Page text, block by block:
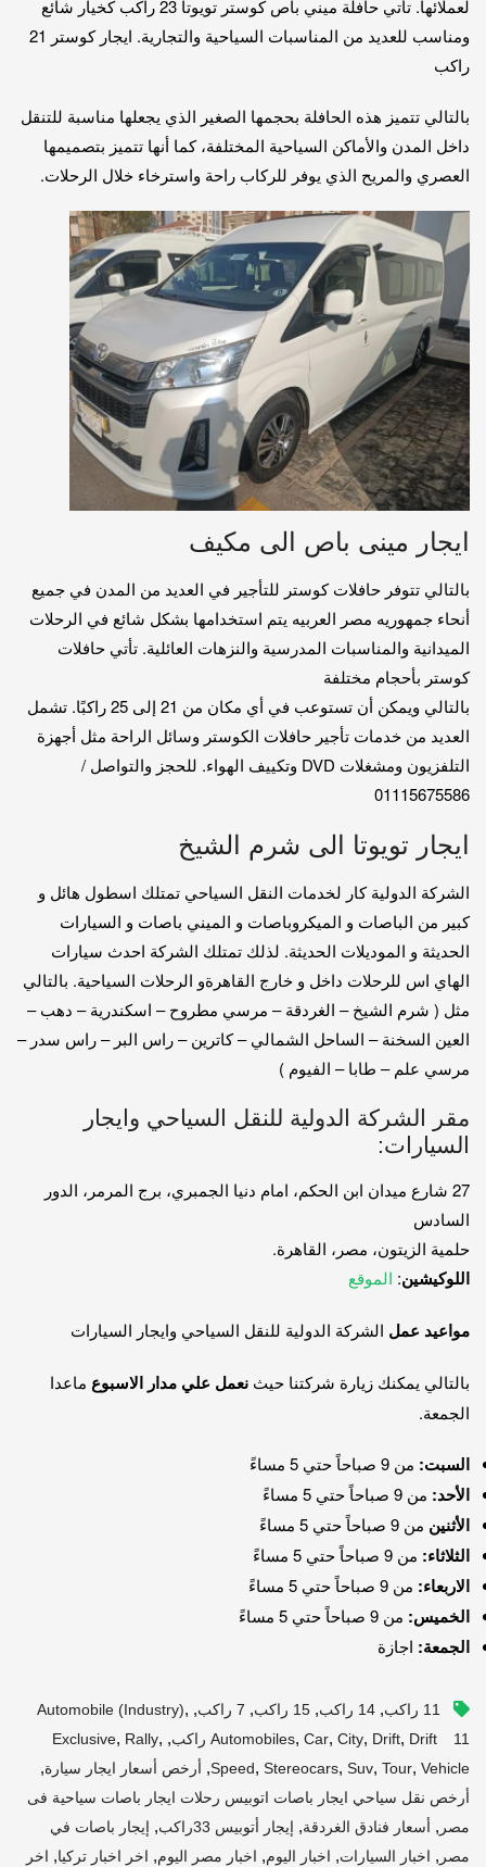
لعملائها. تأتي حافلة ميني باص كوستر تويوتا 23 راكب كخيار شائع
ومناسب للعديد من المناسبات السياحية والتجارية. ايجار كوستر 21
راكب
بالتالي تتميز هذه الحافلة بحجمها الصغير الذي يجعلها مناسبة للتنقل
داخل المدن والأماكن السياحية المختلفة، كما أنها تتميز بتصميمها
العصري والمريح الذي يوفر للركاب راحة واسترخاء خلال الرحلات.
ايجار مينى باص الى مكيف
بالتالي تتوفر حافلات كوستر للتأجير في العديد من المدن في جميع
أنحاء جمهوريه مصر العربيه يتم استخدامها بشكل شائع في الرحلات
الميدانية والمناسبات المدرسية والنزهات العائلية. تأتي حافلات
كوستر بأحجام مختلفة
بالتالي ويمكن أن تستوعب في أي مكان من 21 إلى 25 راكبًا. تشمل
العديد من خدمات تأجير حافلات الكوستر وسائل الراحة مثل أجهزة
التلفزيون ومشغلات DVD وتكييف الهواء. للحجز والتواصل /
01115675586
ايجار تويوتا الى شرم الشيخ
الشركة الدولية كار لخدمات النقل السياحي تمتلك اسطول هائل و
كبير من الباصات و الميكروباصات و الميني باصات و السيارات
الحديثة و الموديلات الحديثة. لذلك تمتلك الشركة احدث سيارات
الهاي اس للرحلات داخل و خارج القاهرةو الرحلات السياحية. بالتالي
مثل ( شرم الشيخ – الغردقة – مرسي مطروح – اسكندرية – دهب –
العين السخنة – الساحل الشمالي – كاترين – راس البر – راس سدر –
مرسي علم – طابا – الفيوم )
مقر الشركة الدولية للنقل السياحي وايجار
السيارات:
27 شارع ميدان ابن الحكم، امام دنيا الجمبري، برج المرمر، الدور
السادس
حلمية الزيتون، مصر، القاهرة.
اللوكيشين: الموقع
مواعيد عمل الشركة الدولية للنقل السياحي وايجار السيارات
بالتالي يمكنك زيارة شركتنا حيث نعمل علي مدار الاسبوع ماعدا
الجمعة.
السبت: من 9 صباحاً حتي 5 مساءً
الأحد: من 9 صباحاً حتي 5 مساءً
الأثنين من 9 صباحاً حتي 5 مساءً
الثلاثاء: من 9 صباحاً حتي 5 مساءً
الاربعاء: من 9 صباحاً حتي 5 مساءً
الخميس: من 9 صباحاً حتي 5 مساءً
الجمعة: اجازة
11 راكب , 14 راكب , 15 راكب , 7 راكب ,
Automobile (industry),
Automobiles, Car, City, Drift, Drift 11 راكب ,
Exclusive, Rally,
Speed, Stereocars, Suv, Tour, Vehicle
, أرخص أسعار ايجار سيارة,
أرخص نقل سياحي ايجار باصات اتوبيس رحلات ايجار باصات سياحية فى
مصر , أسعار فنادق الغردقة, إيجار أتوبيس 33راكب , إيجار باصات في
مصر , اخبار السيارات, اخبار اليوم, اخبار مصر اليوم, اخر اخبار تركيا, اخر